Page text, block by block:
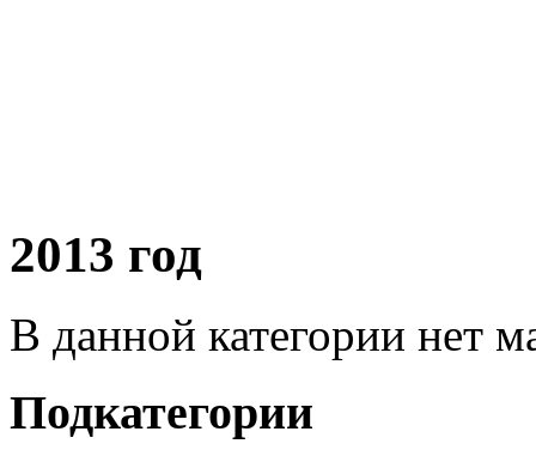
2013 год
В данной категории нет
Подкатегории